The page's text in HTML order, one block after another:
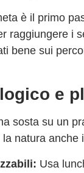
è il primo
raggiungere i
bene sui
e
sosta su un
la natura anche
Usa